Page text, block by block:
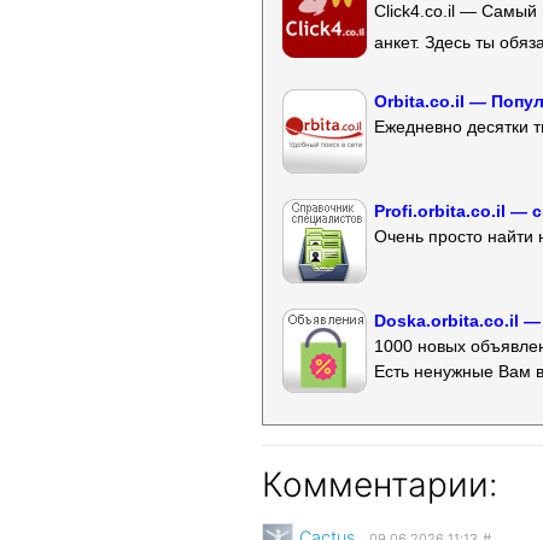
Click4.co.il — Самый
анкет. Здесь ты
Orbita.co.il —
Ежедневно десятки
Profi.orbita.co.il —
Очень просто найти
Doska.orbita.co.il —
1000 новых
Есть ненужные Вам
Комментарии: